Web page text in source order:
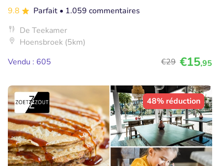
9.8
Parfait • 1.059 commentaires
De Teekamer
Hoensbroek (5km)
Vendu : 605
€29 €15,95
48% réduction